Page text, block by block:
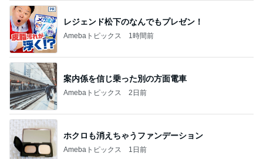
レジェンド松下のなんでもプレゼン！
Amebaトピックス 1時間前
案内係を信じ乗った別の方面電車
Amebaトピックス 2日前
ホクロも消えちゃうファンデーション
Amebaトピックス 1日前